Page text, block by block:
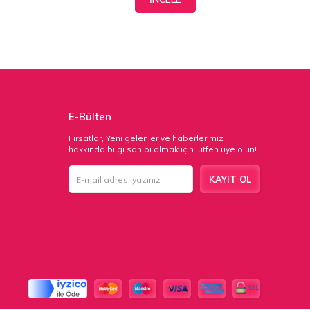
E-Bülten
Fırsatlar, Yeni gelenler ve haberlerimiz
hakkında bilgi sahibi olmak için lütfen üye olun!
KAYIT OL